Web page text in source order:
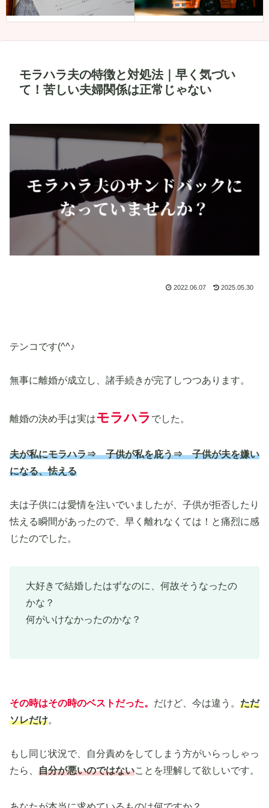
モラハラ夫の特徴と対処法｜早く気づい
て！苦しい夫婦関係は正常じゃない
2022.06.07 2025.05.30
テンコです(^^♪
無事に離婚が成立し、諸手続きが完了しつつあります。
離婚の決め手は実はモラハラ でした。
夫が私にモラハラ⇒ 子供が私を庇う⇒ 子供が夫を嫌い
になる、怯える
夫は子供には愛情を注いでいましたが、子供が拒否したり
怯える瞬間があったので、早く離れなくては！と痛烈に感
じたのでした。
大好きで結婚したはずなのに、何故そうなったの
かな？
何がいけなかったのかな？
その時はその時のベストだった。 だけど、今は違う。 ただ
ソレだけ。
もし同じ状況で、自分責めをしてしまう方がいらっしゃっ
たら、 自分が悪いのではないことを理解して欲しいです。